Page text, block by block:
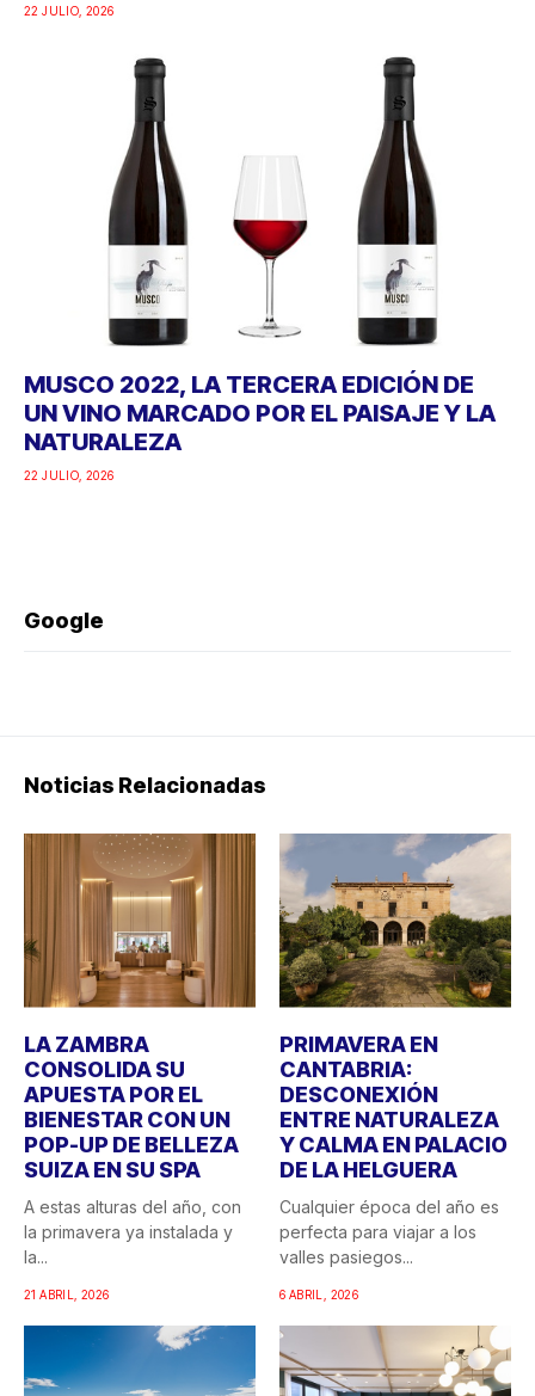
22 JULIO, 2026
MUSCO 2022, LA TERCERA EDICIÓN DE
UN VINO MARCADO POR EL PAISAJE Y LA
NATURALEZA
22 JULIO, 2026
Google
Noticias Relacionadas
LA ZAMBRA
CONSOLIDA SU
APUESTA POR EL
BIENESTAR CON UN
POP-UP DE BELLEZA
SUIZA EN SU SPA
A estas alturas del año, con
la primavera ya instalada y
la...
21 ABRIL, 2026
PRIMAVERA EN
CANTABRIA:
DESCONEXIÓN
ENTRE NATURALEZA
Y CALMA EN PALACIO
DE LA HELGUERA
Cualquier época del año es
perfecta para viajar a los
valles pasiegos...
6 ABRIL, 2026